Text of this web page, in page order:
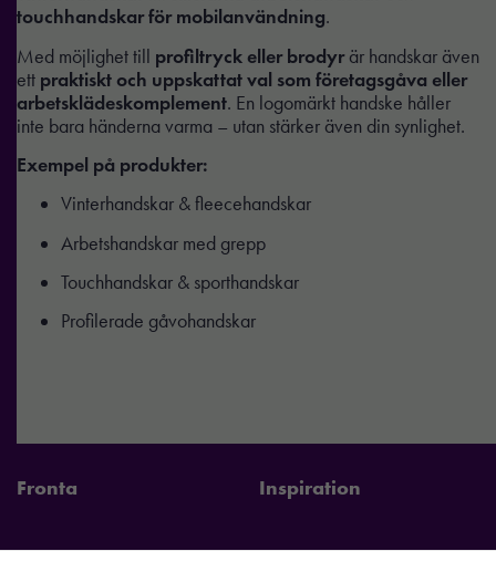
touchhandskar för mobilanvändning.
Med möjlighet till profiltryck eller brodyrär handskar även
ett praktiskt och uppskattat val som företagsgåva eller
arbetsklädeskomplement. En logomärkt handske håller
inte bara händerna varma – utan stärker även din synlighet.
Exempel på produkter:
Vinterhandskar & fleecehandskar
Arbetshandskar med grepp
Touchhandskar & sporthandskar
Profilerade gåvohandskar
Fronta Inspiration